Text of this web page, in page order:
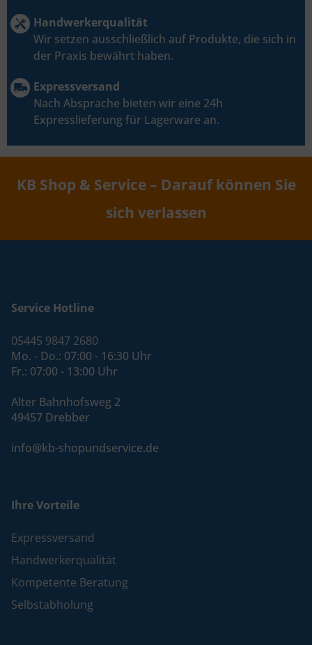
Handwerkerqualität
Wir setzen ausschließlich auf Produkte, die sich in
der Praxis bewährt haben.
Expressversand
Nach Absprache bieten wir eine 24h
Expresslieferung für Lagerware an.
KB Shop & Service – Darauf können Sie
sich verlassen
Service Hotline
05445 9847 2680
Mo. - Do.: 07:00 - 16:30 Uhr
Fr.: 07:00 - 13:00 Uhr
Alter Bahnhofsweg 2
49457 Drebber
info@kb-shopundservice.de
Ihre Vorteile
Expressversand
Handwerkerqualität
Kompetente Beratung
Selbstabholung